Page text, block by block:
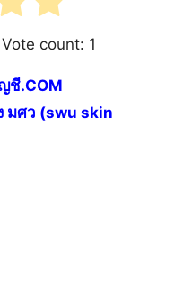
count: 1
ชี.COM
มศว (swu skin